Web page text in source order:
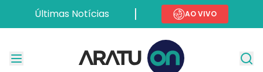
Últimas Notícias AO VIVO